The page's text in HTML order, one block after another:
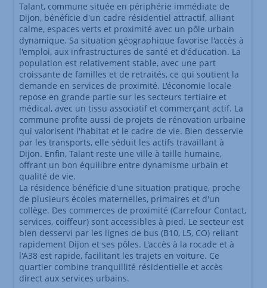
Talant, commune située en périphérie immédiate de
Dijon, bénéficie d'un cadre résidentiel attractif, alliant
calme, espaces verts et proximité avec un pôle urbain
dynamique. Sa situation géographique favorise l'accès à
l'emploi, aux infrastructures de santé et d'éducation. La
population est relativement stable, avec une part
croissante de familles et de retraités, ce qui soutient la
demande en services de proximité. L'économie locale
repose en grande partie sur les secteurs tertiaire et
médical, avec un tissu associatif et commerçant actif. La
commune profite aussi de projets de rénovation urbaine
qui valorisent l'habitat et le cadre de vie. Bien desservie
par les transports, elle séduit les actifs travaillant à
Dijon. Enfin, Talant reste une ville à taille humaine,
offrant un bon équilibre entre dynamisme urbain et
qualité de vie.
La résidence bénéficie d'une situation pratique, proche
de plusieurs écoles maternelles, primaires et d'un
collège. Des commerces de proximité (Carrefour Contact,
services, coiffeur) sont accessibles à pied. Le secteur est
bien desservi par les lignes de bus (B10, L5, CO) reliant
rapidement Dijon et ses pôles. L'accès à la rocade et à
l'A38 est rapide, facilitant les trajets en voiture. Ce
quartier combine tranquillité résidentielle et accès
direct aux services urbains.